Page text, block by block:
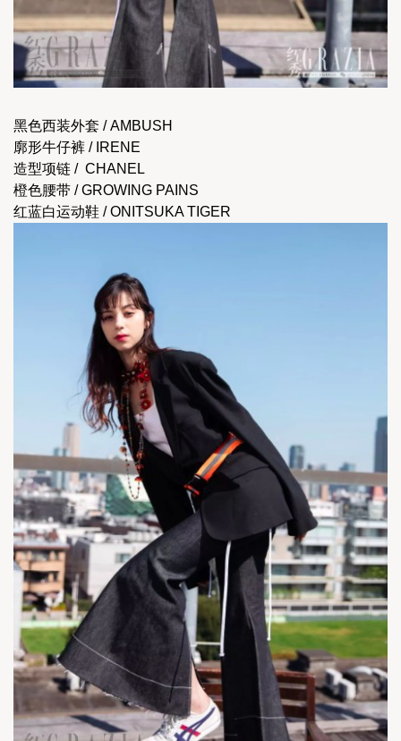
黑色西装外套 / AMBUSH
廓形牛仔裤 / IRENE
造型项链 /  CHANEL
橙色腰带 / GROWING PAINS
红蓝白运动鞋 / ONITSUKA TIGER